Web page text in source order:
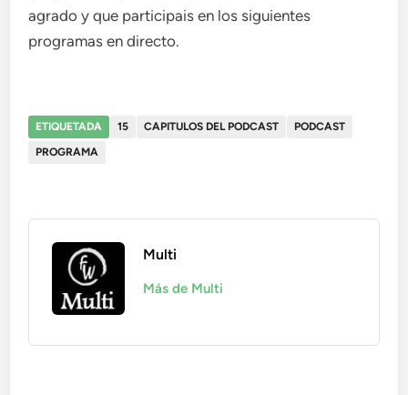
agrado y que participais en los siguientes
programas en directo.
ETIQUETADA 15 CAPITULOS DEL PODCAST
PODCAST
PROGRAMA
Multi
Más de Multi